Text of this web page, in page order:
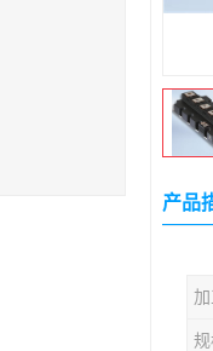
产品
加